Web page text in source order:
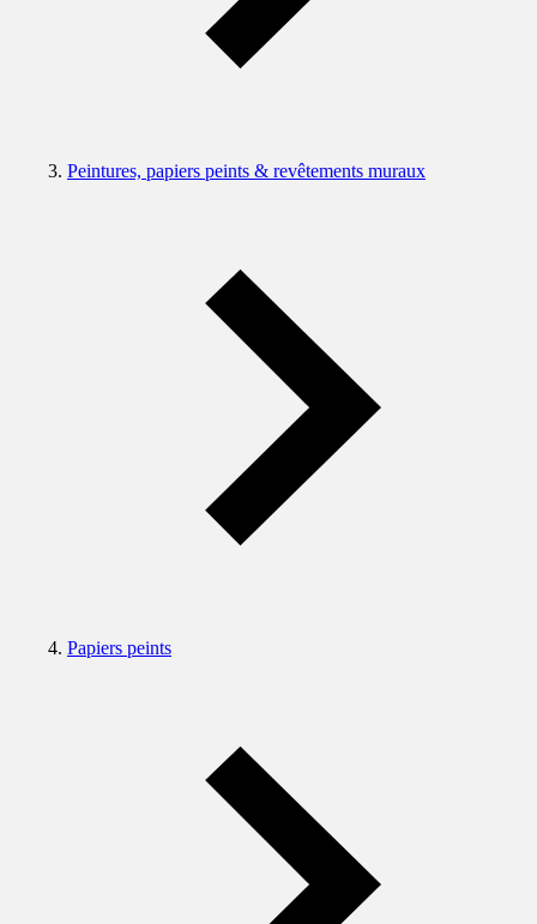
Peintures, papiers peints & revêtements muraux
Papiers peints